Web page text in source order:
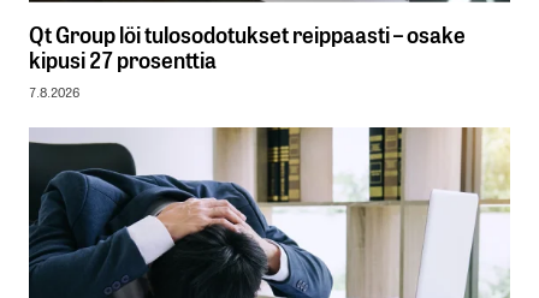
Qt Group löi tulosodotukset reippaasti – osake
kipusi 27 prosenttia
7.8.2026